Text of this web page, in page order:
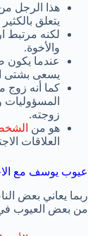
هذا الرجل من
يتعلق
لكنه مرتبط
والأخوة.
عندما يكون
يسعى بشتى
كما أنه زوج
المسؤوليات
زوجته.
هو من
العلاقات
عيوب يوسف مع
ربما يعاني بعض
من بعض العيوب